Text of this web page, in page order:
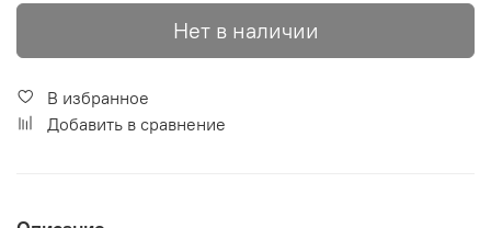
Нет в наличии
В избранное
Добавить в сравнение